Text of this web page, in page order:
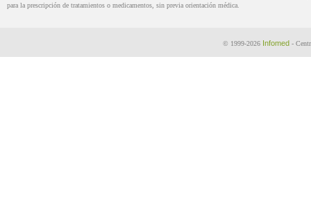
para la prescripción de tratamientos o medicamentos, sin previa orientación médica.
© 1999-2026 Infomed -